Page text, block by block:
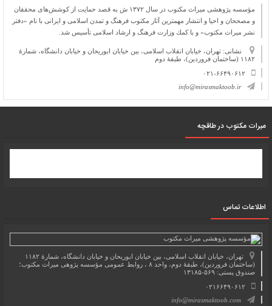
مؤسسه پژوهشی میراث مكتوب در سال ۱۳۷۲ ش به قصد حمایت از كوشش‌های محققان
و مصححان و احیا و انتشار مهمترین آثار مكتوب فرهنگ و تمدن اسلامی و ایرانی با نام «دفتر
نشر میراث مكتوب» و با كمك وزارت فرهنگ و ارشاد اسلامی تأسیس شد.
نشانی: تهران، خیابان انقلاب اسلامی، بین خیابان ابوریحان و خیابان دانشگاه، شمارۀ
۱۱۸۲ (ساختمان فروردین)، طبقۀ دوم
۰۲۱-۶۶۴۹۰۶۱۲
info@mirasmaktoob.ir
میرات مکتوب در طاقچه
اطلاعات تماس
تهران، خیابان انقلاب اسلامی، بین خیابان ابوریحان و خیابان دانشگاه، شمارۀ ۱۱۸۲
(ساختمان فروردین)، طبقۀ دوم، واحد ۸ ، روابط عمومی مؤسسه پژوهی میراث مکتوب؛
صندوق پستی: ۵۶۹-۱۳۱۸۵
۰۲۱۶۶۴۹۰۶۱۲
info@mirasmaktoob.com